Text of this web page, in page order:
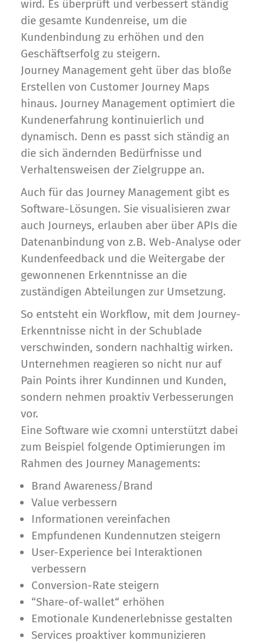
wird. Es überprüft und verbessert ständig
die gesamte Kundenreise, um die
Kundenbindung zu erhöhen und den
Geschäftserfolg zu steigern.
Journey Management geht über das bloße
Erstellen von Customer Journey Maps
hinaus. Journey Management optimiert die
Kundenerfahrung kontinuierlich und
dynamisch. Denn es passt sich ständig an
die sich ändernden Bedürfnisse und
Verhaltensweisen der Zielgruppe an.
Auch für das Journey Management gibt es
Software-Lösungen. Sie visualisieren zwar
auch Journeys, erlauben aber über APIs die
Datenanbindung von z.B. Web-Analyse oder
Kundenfeedback und die Weitergabe der
gewonnenen Erkenntnisse an die
zuständigen Abteilungen zur Umsetzung.
So entsteht ein Workflow, mit dem Journey-
Erkenntnisse nicht in der Schublade
verschwinden, sondern nachhaltig wirken.
Unternehmen reagieren so nicht nur auf
Pain Points ihrer Kundinnen und Kunden,
sondern nehmen proaktiv Verbesserungen
vor.
Eine Software wie cxomni unterstützt dabei
zum Beispiel folgende Optimierungen im
Rahmen des Journey Managements:
Brand Awareness/Brand
Value verbessern
Informationen vereinfachen
Empfundenen Kundennutzen steigern
User-Experience bei Interaktionen
verbessern
Conversion-Rate steigern
“Share-of-wallet“ erhöhen
Emotionale Kundenerlebnisse gestalten
Services proaktiver kommunizieren